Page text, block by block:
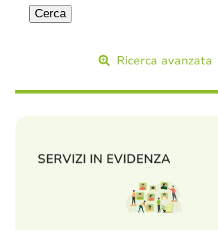
Ricerca avanzata
SERVIZI IN EVIDENZA